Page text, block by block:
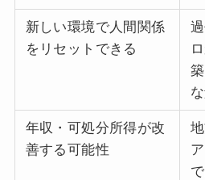
新しい環境で人間関係
をリセットできる
年収・可処分所得が改
善する可能性